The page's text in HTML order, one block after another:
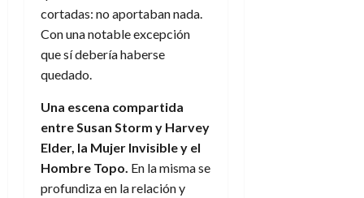
cortadas: no aportaban nada.
Con una notable excepción
que sí debería haberse
quedado.
Una escena compartida
entre Susan Storm y Harvey
Elder, la Mujer Invisible y el
Hombre Topo. En la misma se
profundiza en la relación y